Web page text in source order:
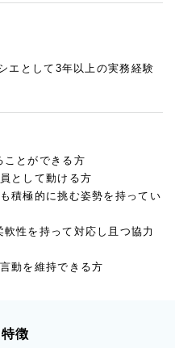
エとして3年以上の実務経験
ことができる方
として動ける方
積極的に挑む姿勢を持ってい
軟性を持って対応し且つ協力
動を維持できる方
徴